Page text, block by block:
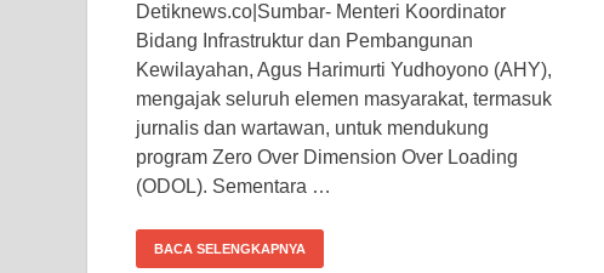
c
e
b
o
o
k
at
s
A
p
p
e
gr
a
m
e
a
d
s
Detiknews.co|Sumbar- Menteri Koordinator
Bidang Infrastruktur dan Pembangunan
Kewilayahan, Agus Harimurti Yudhoyono (AHY),
mengajak seluruh elemen masyarakat, termasuk
jurnalis dan wartawan, untuk mendukung
program Zero Over Dimension Over Loading
(ODOL). Sementara …
BACA SELENGKAPNYA